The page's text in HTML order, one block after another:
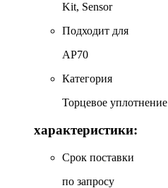
Kit, Sensor
Подходит для
AP70
Категория
Торцевое уплотнение
характеристики:
Срок поставки
по запросу